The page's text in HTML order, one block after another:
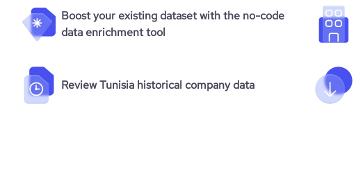
Boost your existing dataset with the no-code
data enrichment tool
Review Tunisia historical company data